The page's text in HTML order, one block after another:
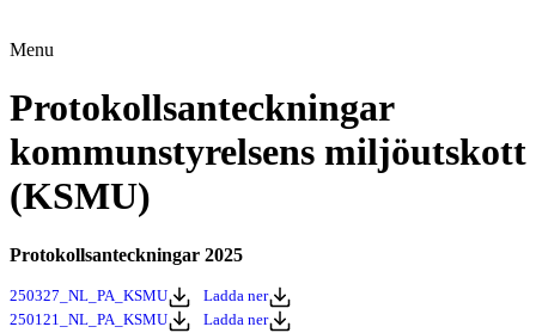
Menu
Protokollsanteckningar
kommunstyrelsens miljöutskott
(KSMU)
Protokollsanteckningar 2025
250327_NL_PA_KSMU
Ladda ner
250121_NL_PA_KSMU
Ladda ner